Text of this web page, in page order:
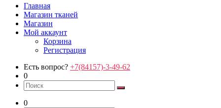
Главная
Магазин тканей
Магазин
Мой аккаунт
Корзина
Регистрация
Есть вопрос? +7(84157)-3-49-62
0
0